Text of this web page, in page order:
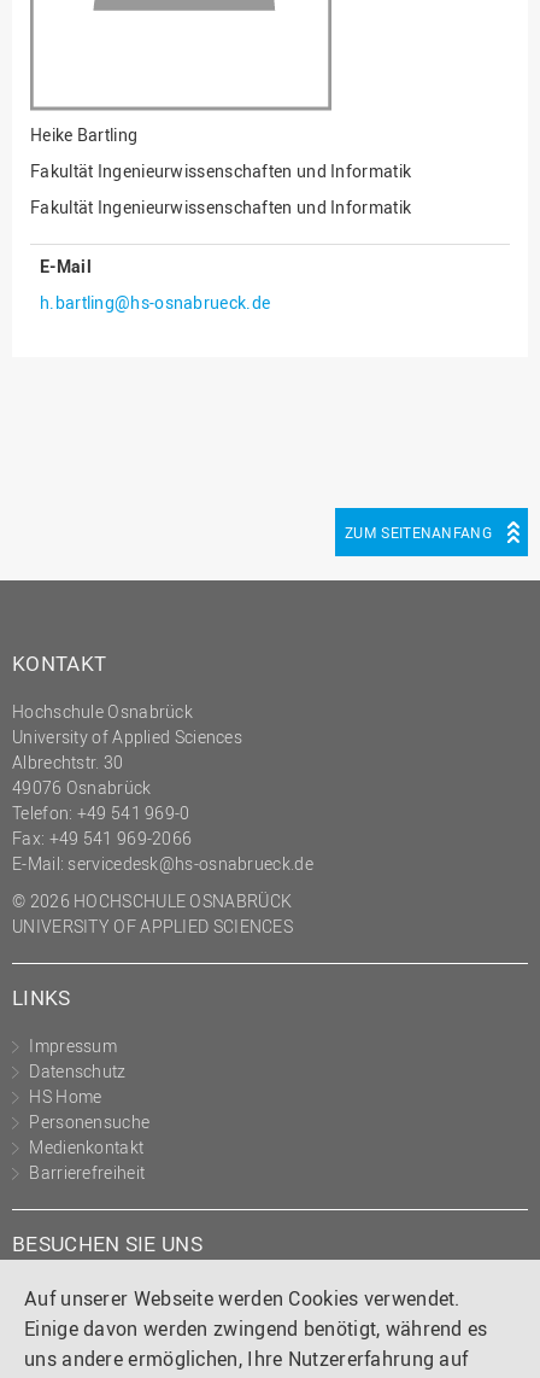
Auf unserer Webseite werden Cookies verwendet.
Einige davon werden zwingend benötigt, während es
uns andere ermöglichen, Ihre Nutzererfahrung auf
Gesellschaftliches
Engagement
Hochschulplanung/-
strategie
Personalrat
Präsidialbüro
Professional School
Projekte des Präsidiums
Projektmanagement Office
(PMO)
Prozessmanagement
Recht
Studium und Lehre
Transfer- und
Innovationsmanagement
Heike Bartling
Fakultät Ingenieurwissenschaften und Informatik
Fakultät Ingenieurwissenschaften und Informatik
E-Mail
h.bartling@hs-osnabrueck.de
ZUM SEITENANFANG
KONTAKT
Hochschule Osnabrück
University of Applied Sciences
Albrechtstr. 30
49076 Osnabrück
Telefon: +49 541 969-0
Fax: +49 541 969-2066
E-Mail: servicedesk@hs-osnabrueck.de
© 2026 HOCHSCHULE OSNABRÜCK
UNIVERSITY OF APPLIED SCIENCES
LINKS
Impressum
Datenschutz
HS Home
Personensuche
Medienkontakt
Barrierefreiheit
BESUCHEN SIE UNS
Instagram
TiktokLinkedIn
YouTube
Facebook